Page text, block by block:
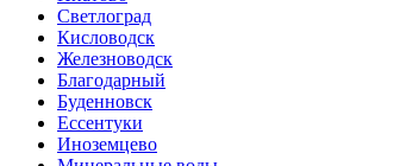
Светлоград
Кисловодск
Железноводск
Благодарный
Буденновск
Ессентуки
Иноземцево